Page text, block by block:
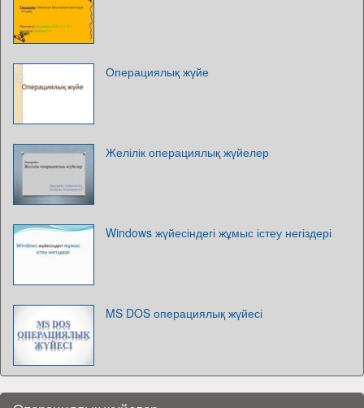
Операциялық жүйе
Желілік операциялық жүйелер
Windows жүйесіндегі жұмыс істеу негіздері
MS DOS операциялық жүйесі